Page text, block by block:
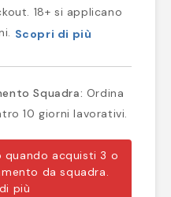
18+ si applicano
Scopri di più
Squadra: Ordina
10 giorni lavorativi.
quando acquisti 3 o
da squadra.
più